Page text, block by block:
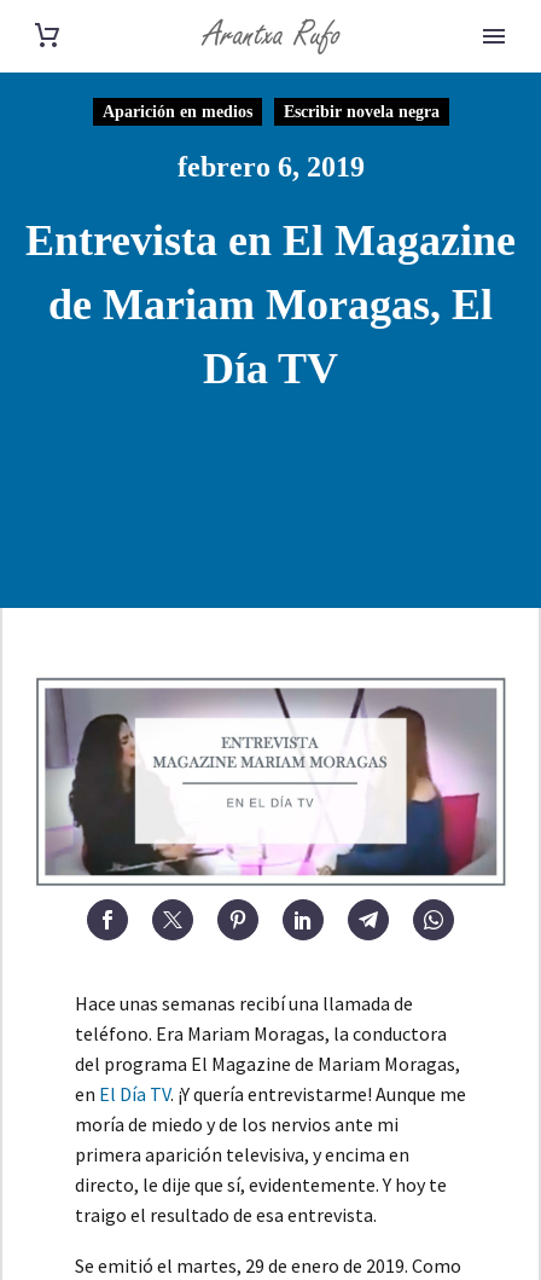
Aparición en medios Escribir novela negra
febrero 6, 2019
Entrevista en El Magazine
de Mariam Moragas, El
Día TV
Hace unas semanas recibí una llamada de
teléfono. Era Mariam Moragas, la conductora
del programa El Magazine de Mariam Moragas,
en El Día TV. ¡Y quería entrevistarme! Aunque me
moría de miedo y de los nervios ante mi
primera aparición televisiva, y encima en
directo, le dije que sí, evidentemente. Y hoy te
traigo el resultado de esa entrevista.
Se emitió el martes, 29 de enero de 2019. Como